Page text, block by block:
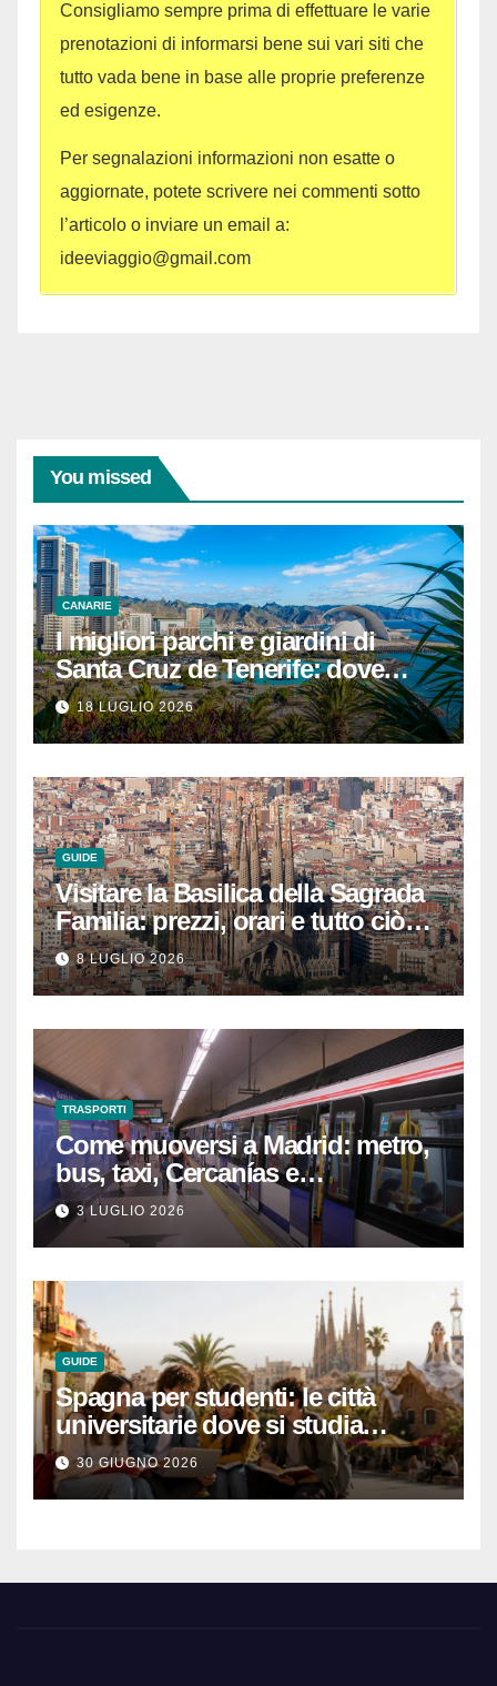
Consigliamo sempre prima di effettuare le varie
prenotazioni di informarsi bene sui vari siti che
tutto vada bene in base alle proprie preferenze
ed esigenze.
Per segnalazioni informazioni non esatte o
aggiornate, potete scrivere nei commenti sotto
l’articolo o inviare un email a:
ideeviaggio@gmail.com
You missed
CANARIE
I migliori parchi e giardini di
Santa Cruz de Tenerife: dove
rilassarsi
18 LUGLIO 2026
GUIDE
Visitare la Basilica della Sagrada
Familia: prezzi, orari e tutto ciò
che devi sapere per
un’esperienza indimenticabile
8 LUGLIO 2026
TRASPORTI
Come muoversi a Madrid: metro,
bus, taxi, Cercanías e
abbonamenti turistici
3 LUGLIO 2026
GUIDE
Spagna per studenti: le città
universitarie dove si studia
meglio e con una buona vita
notturna
30 GIUGNO 2026